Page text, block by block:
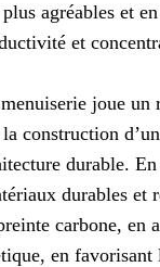
agréables et
et
joue un
construction
durable.
durables et
carbone, en
en favorisant